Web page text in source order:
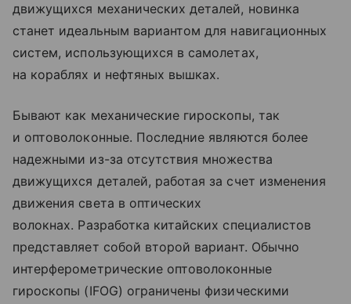
движущихся механических деталей, новинка
станет идеальным вариантом для навигационных
систем, использующихся в самолетах,
на кораблях и нефтяных вышках.
Бывают как механические гироскопы, так
и оптоволоконные. Последние являются более
надежными из-за отсутствия множества
движущихся деталей, работая за счет изменения
движения света в оптических
волокнах. Разработка китайских специалистов
представляет собой второй вариант. Обычно
интерферометрические оптоволоконные
гироскопы (IFOG) ограничены физическими